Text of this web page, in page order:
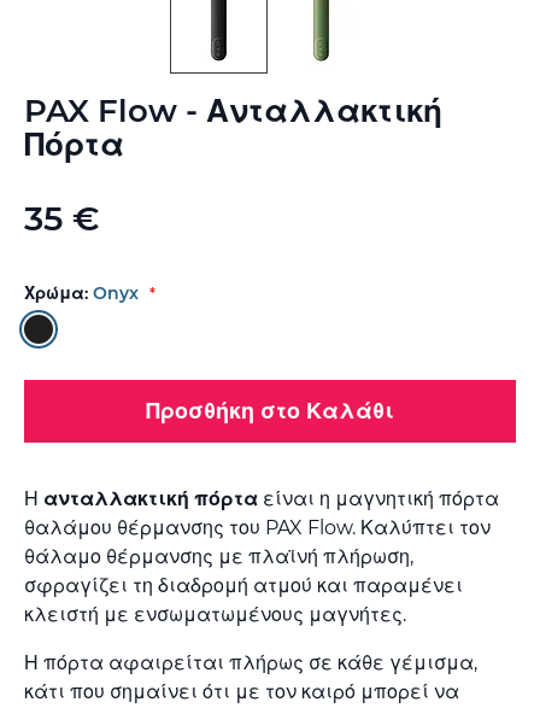
PAX Flow - Ανταλλακτική
Πόρτα
35 €
Χρώμα: Onyx
Προσθήκη στο Καλάθι
Η ανταλλακτική πόρτα είναι η μαγνητική πόρτα
θαλάμου θέρμανσης του PAX Flow. Καλύπτει τον
θάλαμο θέρμανσης με πλαϊνή πλήρωση,
σφραγίζει τη διαδρομή ατμού και παραμένει
κλειστή με ενσωματωμένους μαγνήτες.
Η πόρτα αφαιρείται πλήρως σε κάθε γέμισμα,
κάτι που σημαίνει ότι με τον καιρό μπορεί να
στην
αρχή
της
εικόνων